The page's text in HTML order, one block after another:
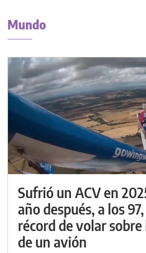
Mundo
Sufrió un ACV en
año después, a los
récord de volar sobre
de un avión